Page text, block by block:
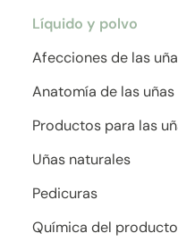
Líquido y polvo
Afecciones de las
Anatomía de las uñas
Productos para las
Uñas naturales
Pedicuras
Química del producto